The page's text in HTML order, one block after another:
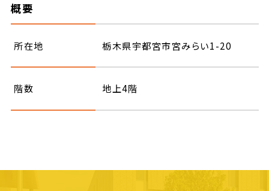
概要
所在地 栃木県宇都宮市宮みらい1-20
階数 地上4階